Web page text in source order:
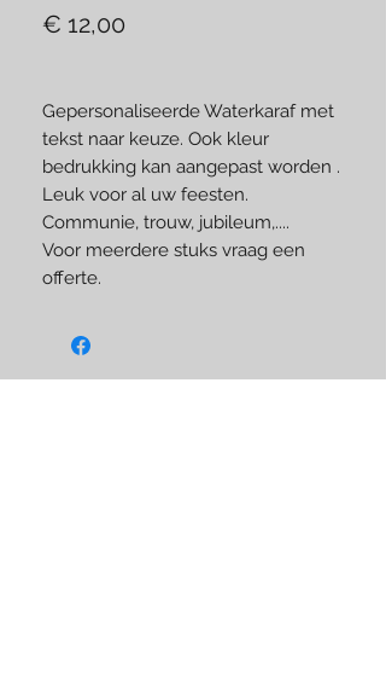
€ 12,00
Gepersonaliseerde Waterkaraf met
tekst naar keuze. Ook kleur
bedrukking kan aangepast worden .
Leuk voor al uw feesten.
Communie, trouw, jubileum,....
Voor meerdere stuks vraag een
offerte.